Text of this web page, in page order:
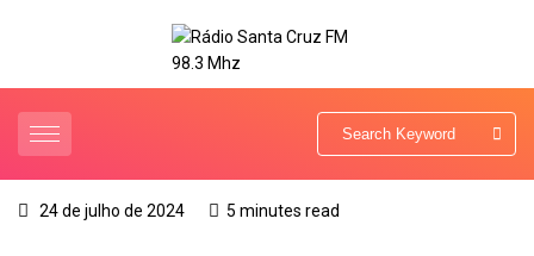
24 de julho de 2024 5 minutes read